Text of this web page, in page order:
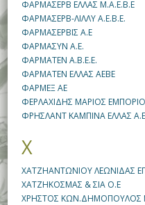
ΦΑΡΜΑΣΕΡΒ ΕΛΛΑΣ Μ.Α.Ε.Β.Ε
ΦΑΡΜΑΣΕΡΒ-ΛΙΛΛΥ Α.Ε.Β.Ε.
ΦΑΡΜΑΣΕΡΒΙΣ Α.Ε
ΦΑΡΜΑΣΥΝ Α.Ε.
ΦΑΡΜΑΤΕΝ Α.Β.Ε.Ε.
ΦΑΡΜΑΤΕΝ ΕΛΛΑΣ ΑΕΒΕ
ΦΑΡΜΕΞ ΑΕ
ΦΕΡΛΑΧΙΔΗΣ ΜΑΡΙΟΣ
ΦΡΗΣΛΑΝΤ ΚΑΜΠΙΝΑ ΕΛΛΑΣ
Χ
ΧΑΤΖΗΑΝΤΩΝΙΟΥ ΛΕΩΝΙΔΑΣ
ΧΑΤΖΗΚΟΣΜΑΣ & ΣΙΑ Ο.Ε
ΧΡΗΣΤΟΣ ΚΩΝ.ΔΗΜΟΠΟΥΛΟΣ